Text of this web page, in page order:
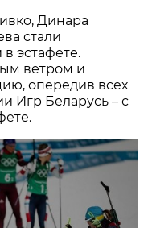
Динара
стали
эстафете.
ветром и
опередив всех
Игр Беларусь – с